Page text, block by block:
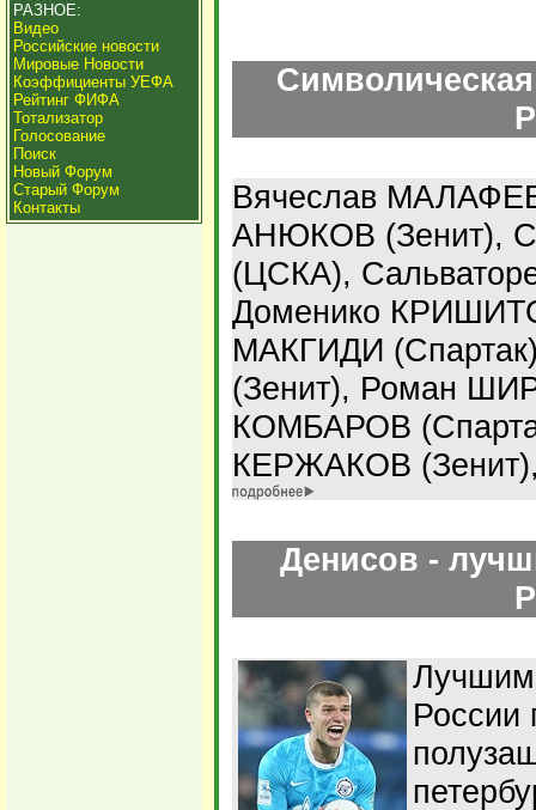
РАЗНОЕ:
Видео
Российские новости
Мировые Новости
Коэффициенты УЕФА
Рейтинг ФИФА
Тотализатор
Голосование
Поиск
Новый Форум
Старый Форум
Контакты
Вячеслав
АНЮКОВ (Зенит),
(ЦСКА),
Доменико
МАКГИДИ
(Зенит), Роман
КОМБАРОВ
КЕРЖАКОВ
Денисов -
Лучшим
России